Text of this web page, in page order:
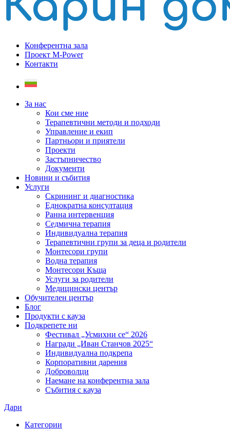
Конферентна зала
Проект M-Power
Контакти
За нас
Кои сме ние
Терапевтични методи и подходи
Управление и екип
Партньори и приятели
Проекти
Застъпничество
Документи
Новини и събития
Услуги
Скрининг и диагностика
Еднократна консултация
Ранна интервенция
Седмична терапия
Индивидуална терапия
Терапевтични групи за деца и родители
Монтесори групи
Водна терапия
Монтесори Къща
Услуги за родители
Медицински център
Обучителен център
Блог
Продукти с кауза
Подкрепете ни
Фестивал „Усмихни се“ 2026
Награди „Иван Станчов 2025“
Индивидуална подкрепа
Корпоративни дарения
Доброволци
Наемане на конферентна зала
Събития с кауза
Дари
Категории